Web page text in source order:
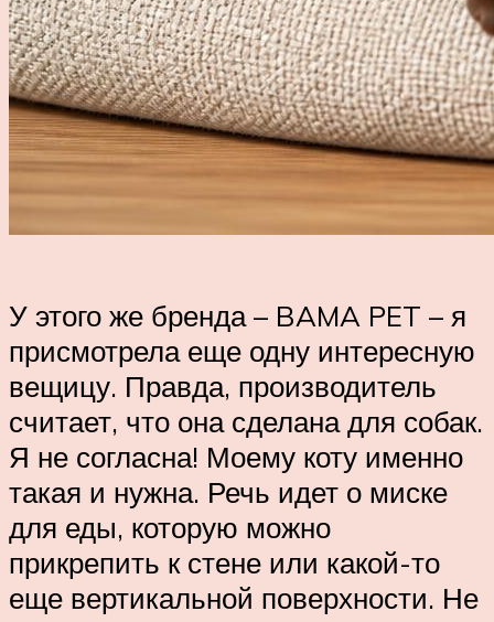
У этого же бренда – BAMA PET – я
присмотрела еще одну интересную
вещицу. Правда, производитель
считает, что она сделана для собак.
Я не согласна! Моему коту именно
такая и нужна. Речь идет о миске
для еды, которую можно
прикрепить к стене или какой-то
еще вертикальной поверхности. Не